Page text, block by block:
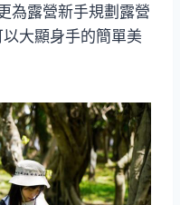
為露營新手規劃露營
大顯身手的簡單美